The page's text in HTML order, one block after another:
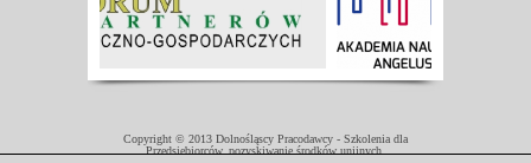
Copyright © 2013 Dolnośląscy Pracodawcy - Szkolenia dla
Przedsiębiorców, pozyskiwanie środków unijnych.